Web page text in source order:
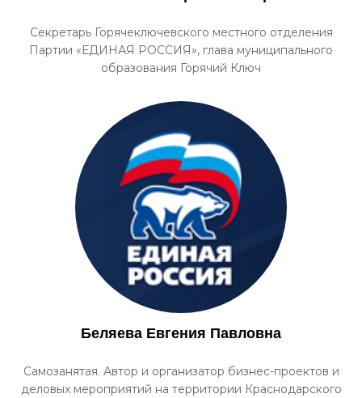
Секретарь Горячеключевского местного отделения
Партии «ЕДИНАЯ РОССИЯ», глава муниципального
образования Горячий Ключ
Беляева Евгения Павловна
Самозанятая. Автор и организатор бизнес-проектов и
деловых мероприятий на территории Краснодарского